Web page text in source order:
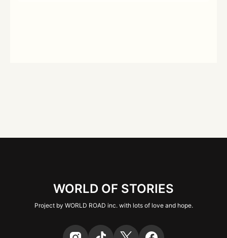
WORLD OF STORIES
Project by WORLD ROAD inc. with lots of love and hope.